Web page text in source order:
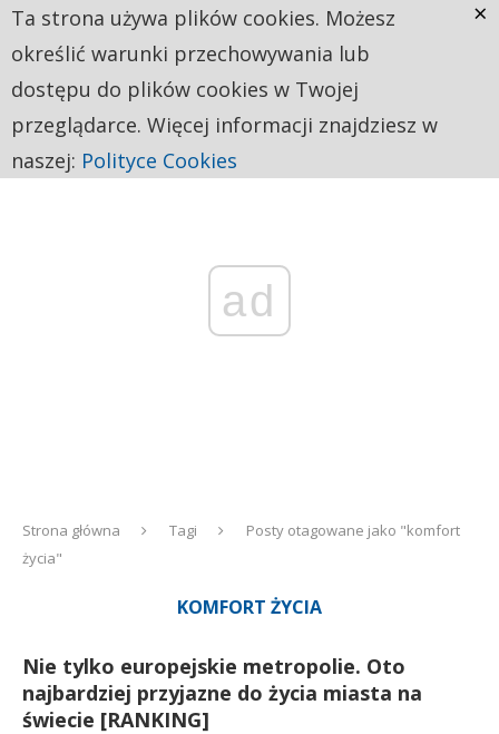
ad
Strona główna Tagi
Posty otagowane jako "komfort
życia"
KOMFORT ŻYCIA
Nie tylko europejskie metropolie. Oto
najbardziej przyjazne do życia miasta na
świecie [RANKING]
Ta strona używa plików cookies. Możesz
określić warunki przechowywania lub
dostępu do plików cookies w Twojej
przeglądarce. Więcej informacji znajdziesz w
naszej: Polityce Cookies
×